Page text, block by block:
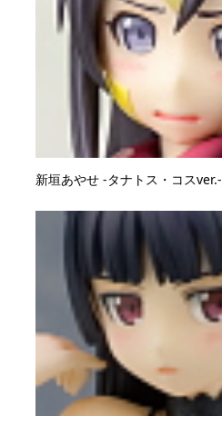
新垣あやせ -タナトス・コスver.-